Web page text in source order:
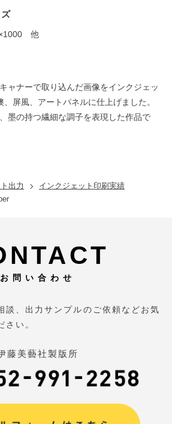
他
ャナーで取り込んだ画像をインクジェッ
、屏風、アートパネルに仕上げました。
墨の持つ繊細な調子を表現した作品で
出力
インクジェット印刷実績
お問い合わせ
談、出力サンプルのご依頼などお気
さい。
藤美藝社製版所